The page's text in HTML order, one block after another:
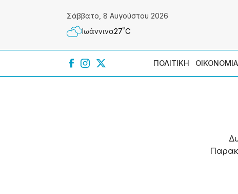
Σάββατο, 8 Αυγούστου 2026
Ιωάννɩνα27ºC
ΠΟΛΙΤΙΚΗ ΟΙΚΟΝΟΜΙΑ